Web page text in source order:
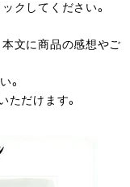
クしてください。
文に商品の感想やご
。
だけます。